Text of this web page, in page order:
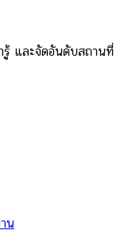
และจัดอันดับสถานที่
น